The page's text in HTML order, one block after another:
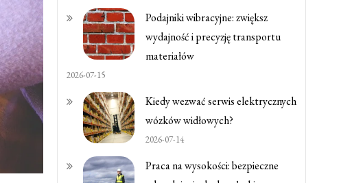
Podajniki wibracyjne: zwiększ
wydajność i precyzję transportu
materiałów
2026-07-15
Kiedy wezwać serwis elektrycznych
wózków widłowych?
2026-07-14
Praca na wysokości: bezpieczne